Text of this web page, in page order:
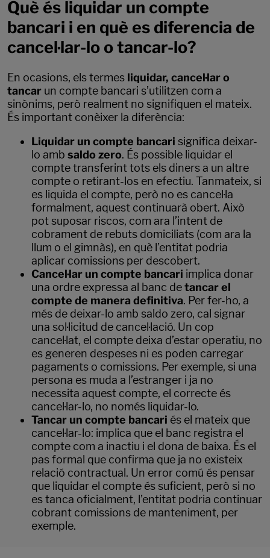
Què és liquidar un compte
bancari i en què es diferencia de
cancel·lar-lo o tancar-lo?
En ocasions, els termes liquidar, cancel·lar o
tancar un compte bancari s’utilitzen com a
sinònims, però realment no signifiquen el mateix.
És important conèixer la diferència:
Liquidar un compte bancari significa deixar-
lo amb saldo zero. És possible liquidar el
compte transferint tots els diners a un altre
compte o retirant-los en efectiu. Tanmateix, si
es liquida el compte, però no es cancel·la
formalment, aquest continuarà obert. Això
pot suposar riscos, com ara l’intent de
cobrament de rebuts domiciliats (com ara la
llum o el gimnàs), en què l’entitat podria
aplicar comissions per descobert.
Cancel·lar un compte bancari implica donar
una ordre expressa al banc detancar el
compte de manera definitiva. Per fer-ho, a
més de deixar-lo amb saldo zero, cal signar
una sol·licitud de cancel·lació. Un cop
cancel·lat, el compte deixa d’estar operatiu, no
es generen despeses ni es poden carregar
pagaments o comissions. Per exemple, si una
persona es muda a l’estranger i ja no
necessita aquest compte, el correcte és
cancel·lar-lo, no només liquidar-lo.
Tancar un compte bancari és el mateix que
cancel·lar-lo: implica que el banc registra el
compte com a inactiu i el dona de baixa. És el
pas formal que confirma que ja no existeix
relació contractual. Un error comú és pensar
que liquidar el compte és suficient, però si no
es tanca oficialment, l’entitat podria continuar
cobrant comissions de manteniment, per
exemple.